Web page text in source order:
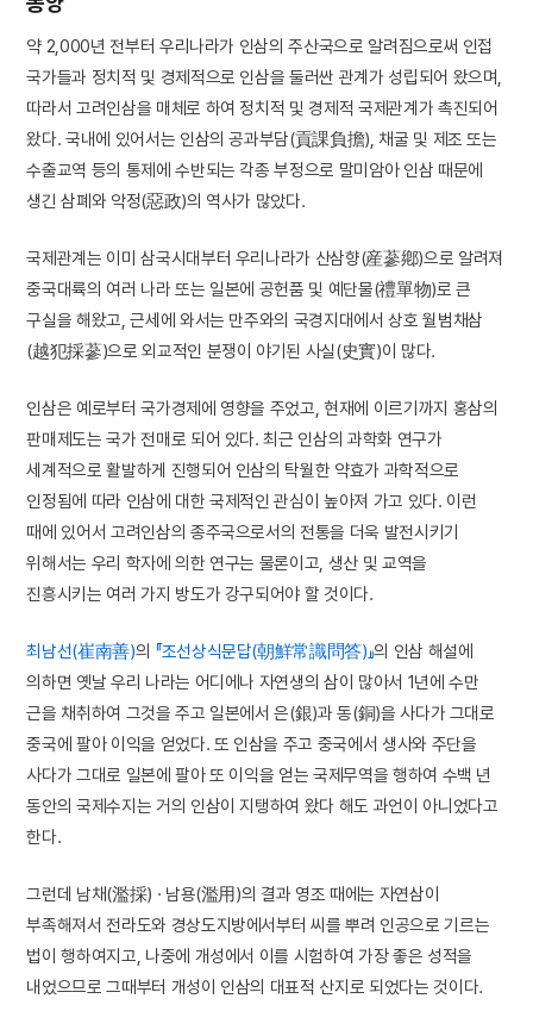
약 2,000년 전부터 우리나라가 인삼의 주산국으로 알려짐으로써 인접
국가들과 정치적 및 경제적으로 인삼을 둘러싼 관계가 성립되어 왔으며,
따라서 고려인삼을 매체로 하여 정치적 및 경제적 국제관계가 촉진되어
왔다. 국내에 있어서는 인삼의 공과부담(貢課負擔), 채굴 및 제조 또는
수출교역 등의 통제에 수반되는 각종 부정으로 말미암아 인삼 때문에
생긴 삼폐와 악정(惡政)의 역사가 많았다.
국제관계는 이미 삼국시대부터 우리나라가 산삼향(産蔘鄕)으로 알려져
중국대륙의 여러 나라 또는 일본에 공헌품 및 예단물(禮單物)로 큰
구실을 해왔고, 근세에 와서는 만주와의 국경지대에서 상호 월범채삼
(越犯採蔘)으로 외교적인 분쟁이 야기된 사실(史實)이 많다.
인삼은 예로부터 국가경제에 영향을 주었고, 현재에 이르기까지 홍삼의
판매제도는 국가 전매로 되어 있다. 최근 인삼의 과학화 연구가
세계적으로 활발하게 진행되어 인삼의 탁월한 약효가 과학적으로
인정됨에 따라 인삼에 대한 국제적인 관심이 높아져 가고 있다. 이런
때에 있어서 고려인삼의 종주국으로서의 전통을 더욱 발전시키기
위해서는 우리 학자에 의한 연구는 물론이고, 생산 및 교역을
진흥시키는 여러 가지 방도가 강구되어야 할 것이다.
최남선(崔南善)의 『조선상식문답(朝鮮常識問答)』의 인삼 해설에
의하면 옛날 우리 나라는 어디에나 자연생의 삼이 많아서 1년에 수만
근을 채취하여 그것을 주고 일본에서 은(銀)과 동(銅)을 사다가 그대로
중국에 팔아 이익을 얻었다. 또 인삼을 주고 중국에서 생사와 주단을
사다가 그대로 일본에 팔아 또 이익을 얻는 국제무역을 행하여 수백 년
동안의 국제수지는 거의 인삼이 지탱하여 왔다 해도 과언이 아니었다고
한다.
그런데 남채(濫採) · 남용(濫用)의 결과 영조 때에는 자연삼이
부족해져서 전라도와 경상도지방에서부터 씨를 뿌려 인공으로 기르는
법이 행하여지고, 나중에 개성에서 이를 시험하여 가장 좋은 성적을
내었으므로 그때부터 개성이 인삼의 대표적 산지로 되었다는 것이다.